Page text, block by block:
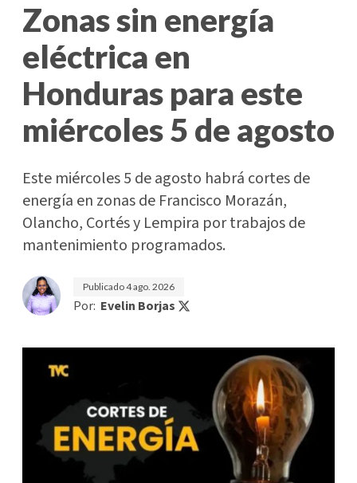
Zonas sin energía
eléctrica en
Honduras para este
miércoles 5 de agosto
Este miércoles 5 de agosto habrá cortes de
energía en zonas de Francisco Morazán,
Olancho, Cortés y Lempira por trabajos de
mantenimiento programados.
Publicado4 ago. 2026
Por: Evelin Borjas